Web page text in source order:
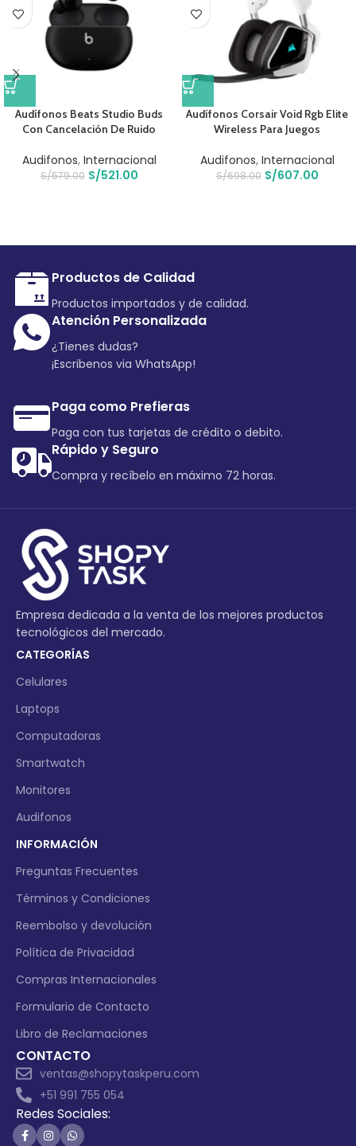
Audífonos Beats Studio Buds
Con Cancelación De Ruido
Audifonos, Internacional
S/579.00 S/521.00
Audífonos Corsair Void Rgb Elite
Wireless Para Juegos
Audifonos, Internacional
S/698.00 S/607.00
Productos de Calidad
Productos importados y de calidad.
Atención Personalizada
¿Tienes dudas?
¡Escribenos via WhatsApp!
Paga como Prefieras
Paga con tus tarjetas de crédito o debito.
Rápido y Seguro
Compra y recíbelo en máximo 72 horas.
Empresa dedicada a la venta de los mejores productos
tecnológicos del mercado.
CATEGORÍAS
Celulares
Laptops
Computadoras
Smartwatch
Monitores
Audifonos
INFORMACIÓN
Preguntas Frecuentes
Términos y Condiciones
Reembolso y devolución
Política de Privacidad
Compras Internacionales
Formulario de Contacto
Libro de Reclamaciones
CONTACTO
ventas@shopytaskperu.com
+51 991 755 054
Redes Sociales: